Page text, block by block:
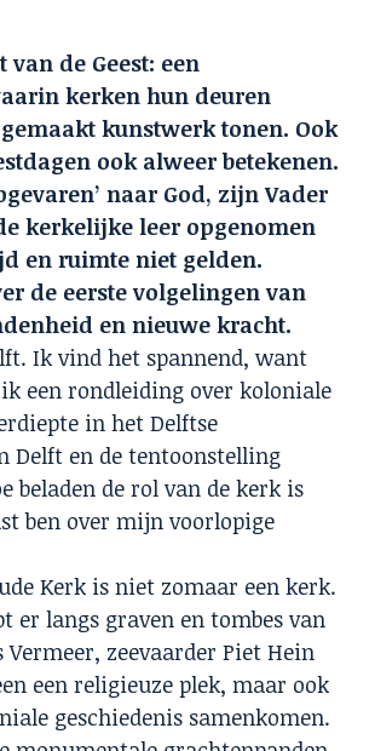
de Geest: een
kerken hun deuren
kunstwerk tonen. Ook
ook alweer betekenen.
naar God, zijn Vader
kerkelijke leer opgenomen
en ruimte niet gelden.
de eerste volgelingen van
en nieuwe kracht.
Ik vind het spannend, want
een rondleiding over koloniale
in het Delftse
Delft en de tentoonstelling
beladen de rol van de kerk is
ben over mijn voorlopige
Kerk is niet zomaar een kerk.
er langs graven en tombes van
zeevaarder Piet Hein
een religieuze plek, maar ook
geschiedenis samenkomen.